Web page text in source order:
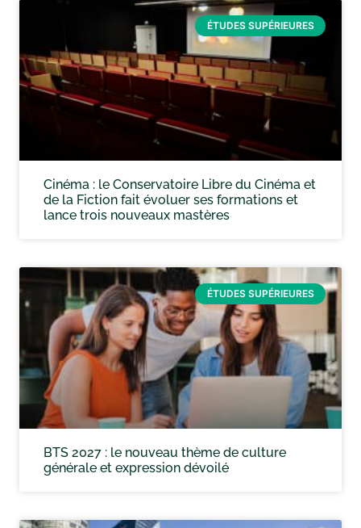
ÉTUDES SUPÉRIEURES
Cinéma : le Conservatoire Libre du Cinéma et
de la Fiction fait évoluer ses formations et
lance trois nouveaux mastères
ÉTUDES SUPÉRIEURES
BTS 2027 : le nouveau thème de culture
générale et expression dévoilé